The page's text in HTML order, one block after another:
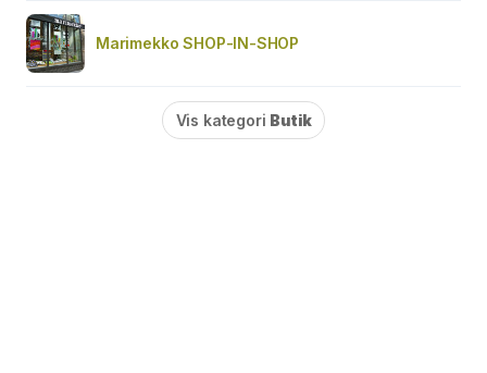
Marimekko SHOP-IN-SHOP
Vis kategori Butik